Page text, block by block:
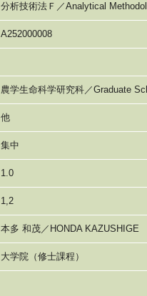
分析技術法Ｆ／Analytical
A252000008
農学生命科学研究科／Graduate
他
集中
1.0
1,2
本多 和茂／HONDA KAZUSHIGE
大学院（修士課程）